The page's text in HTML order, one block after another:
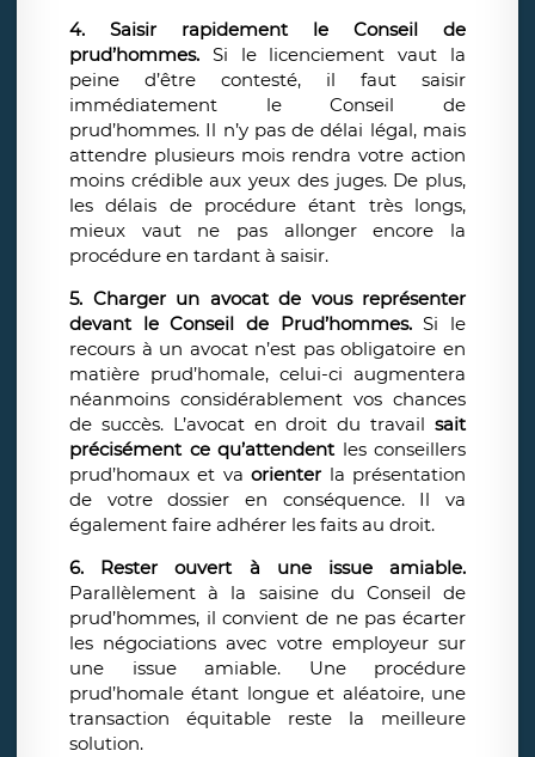
4. Saisir rapidement le Conseil de
prud’hommes. Si le licenciement vaut la
peine d’être contesté, il faut saisir
immédiatement le Conseil de
prud’hommes. Il n’y pas de délai légal, mais
attendre plusieurs mois rendra votre action
moins crédible aux yeux des juges. De plus,
les délais de procédure étant très longs,
mieux vaut ne pas allonger encore la
procédure en tardant à saisir.
5. Charger un avocat de vous représenter
devant le Conseil de Prud’hommes.Si le
recours à un avocat n’est pas obligatoire en
matière prud’homale, celui-ci augmentera
néanmoins considérablement vos chances
de succès. L’avocat en droit du travail sait
précisément ce qu’attendentles conseillers
prud’homaux et vaorienter la présentation
de votre dossier en conséquence. Il va
également faire adhérer les faits au droit.
6. Rester ouvert à une issue amiable.
Parallèlement à la saisine du Conseil de
prud’hommes, il convient de ne pas écarter
les négociations avec votre employeur sur
une issue amiable. Une procédure
prud’homale étant longue et aléatoire, une
transaction équitable reste la meilleure
solution.